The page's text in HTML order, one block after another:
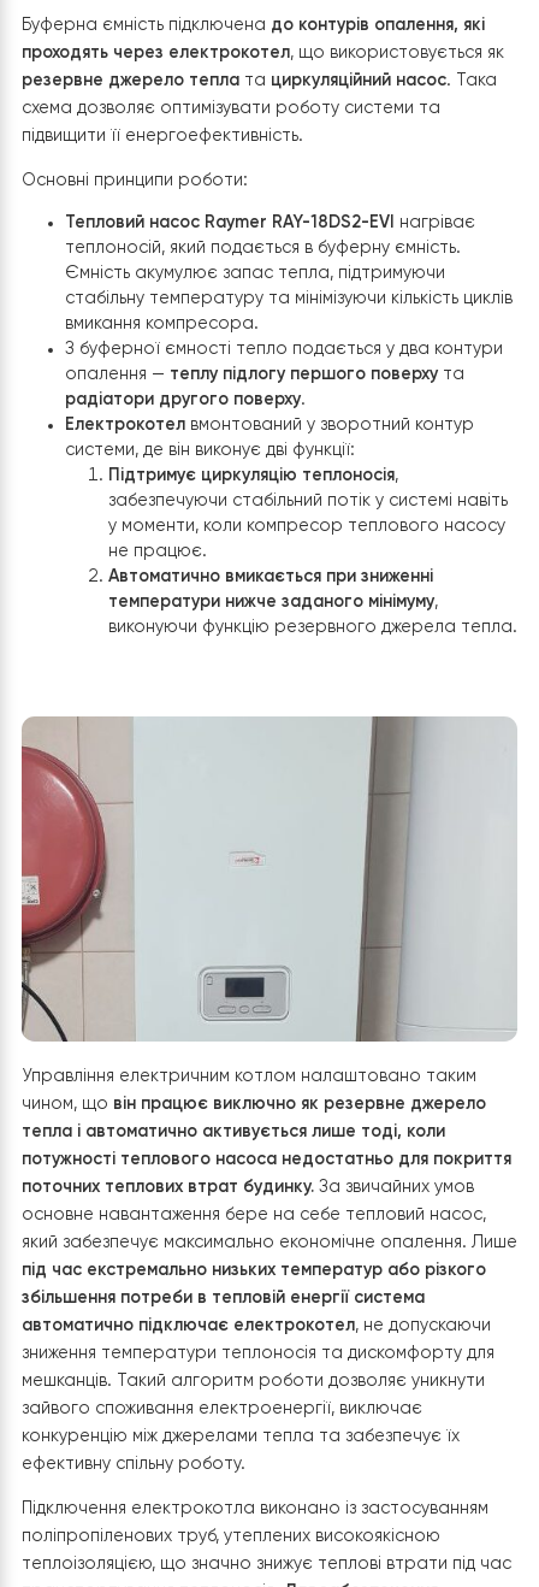
Для компенсації коливань тиску передбачено
розширювальний бакна 12 л, агрупа безпеки з
манометром і автоматичним повітряним клапаном
гарантує стабільність і захист системи.
Електричне підключення виконано через окремий
захистуз автоматами та стабілізатором напруги, що
захищає електроніку насосу від перепадів у мережі.
5. Підключення буферної ємності Raymer
IMP 60
У системі опалення будинку в с. Мирча буферна
Raymer IMP 60 л
виконує ключову роль у
розділенні контурів і забезпеченні стабільної роботи
системи.
Буферна ємність підключена
до контурів опалення, які
проходять через електрокотел
, що використовується
схема дозволяє оптимізувати роботу системи та
підвищити її енергоефективність.
Основні принципи роботи:
Тепловий насос Raymer RAY-18DS2-EVIнагріває
теплоносій, який подається в буферну ємність.
Ємність акумулює запас тепла, підтримуючи
стабільну температуру та мінімізуючи кількість
вмикання компресора.
З буферної ємності тепло подається у два
опалення —теплу підлогу першого поверху
радіатори другого поверху
Електрокотелвмонтований у зворотний контур
системи, де він виконує дві функції:
забезпечуючи стабільний потік у системі
у моменти, коли компресор теплового
не працює.